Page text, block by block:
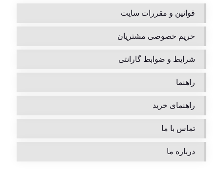
قوانین و مقررات سایت
حریم خصوصی مشتریان
شرایط و ضوابط گارانتی
راهنما
راهنمای خرید
تماس با ما
درباره ما